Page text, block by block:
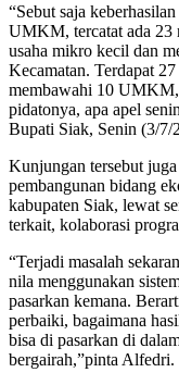
“Sebut saja
UMKM, tercatat ada
usaha mikro kecil dan
Kecamatan. Terdapat
membawahi 10
pidatonya, apa apel
Bupati Siak, Senin (3/7/
Kunjungan tersebut
pembangunan bidang
kabupaten Siak, lewat
terkait, kolaborasi
“Terjadi masalah
nila menggunakan
pasarkan kemana.
perbaiki, bagaimana
bisa di pasarkan di
bergairah,”pinta Alfedri.